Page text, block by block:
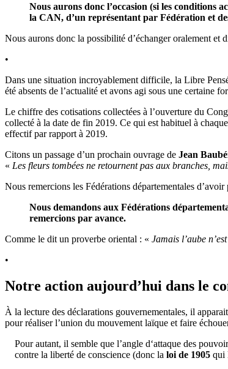
Nous aurons donc l’occasion (si les conditions
la CAN, d’un représentant par Fédération et
Nous aurons donc la possibilité d’échanger oralement et
•
Dans une situation incroyablement difficile, la Libre
été absents de l’actualité et avons agi sous une certaine
Le chiffre des cotisations collectées à l’ouverture du
collecté à la date de fin 2019. Ce qui est habituel à
effectif par rapport à 2019.
Citons un passage d’un prochain ouvrage de Jean
« Les fleurs tombées ne retournent pas aux branches,
Nous remercions les Fédérations départementales
Nous demandons aux Fédérations
remercions par avance.
Comme le dit un proverbe oriental : « Jamais l’aube
•
Notre action aujourd’hui dans le
À la lecture des déclarations gouvernementales, il
pour réaliser l’union du mouvement laïque et faire
Pour autant, il semble que l’angle d‘attaque des
contre la liberté de conscience (donc la loi de 1905 qui